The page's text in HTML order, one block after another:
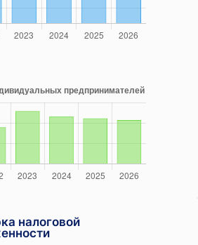
налоговой